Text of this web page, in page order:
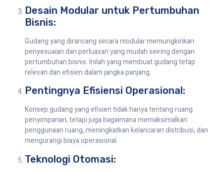
Desain Modular untuk Pertumbuhan
Bisnis:
Gudang yang dirancang secara modular memungkinkan
penyesuaian dan perluasan yang mudah seiring dengan
pertumbuhan bisnis. Inilah yang membuat gudang tetap
relevan dan efisien dalam jangka panjang.
Pentingnya Efisiensi Operasional:
Konsep gudang yang efisien tidak hanya tentang ruang
penyimpanan, tetapi juga bagaimana memaksimalkan
penggunaan ruang, meningkatkan kelancaran distribusi, dan
mengurangi biaya operasional.
Teknologi Otomasi: